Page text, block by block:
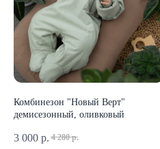
Комбинезон "Новый Верт"
демисезонный, оливковый
3 000 р. 4 280 р.
Комплекты на выписку
Комбинезоны
+7 (903) 200-10-04
mikiniki-shop@yandex.ru
КОНТАКТЫ